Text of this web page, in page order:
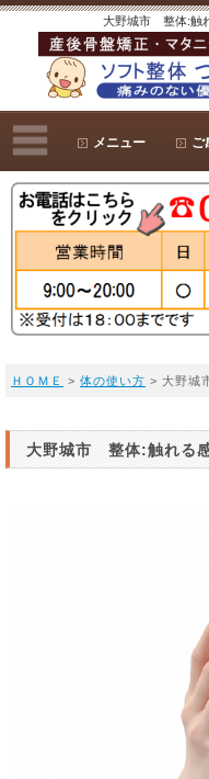
大野城市 整体:触
メニュー ご
ＨＯＭＥ > 体の使い方 > 大野城
大野城市 整体:触れる